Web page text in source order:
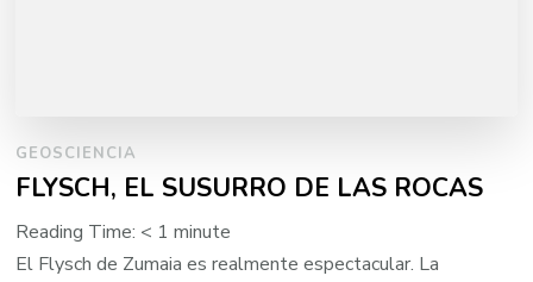
GEOSCIENCIA
FLYSCH, EL SUSURRO DE LAS ROCAS
Reading Time: < 1 minute
El Flysch de Zumaia es realmente espectacular. La